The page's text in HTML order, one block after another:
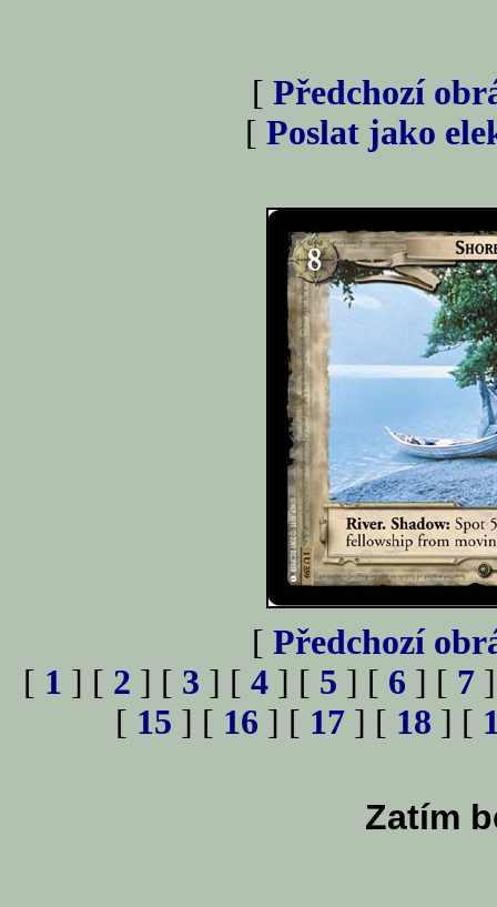
[ Předchozí
[ Poslat jako
[ Předchozí
[ 1 ] [ 2 ] [ 3 ] [ 4 ] [ 5 ] [ 6 ] [ 7
[ 15 ] [ 16 ] [ 17 ] [ 18 ] [
Zatím